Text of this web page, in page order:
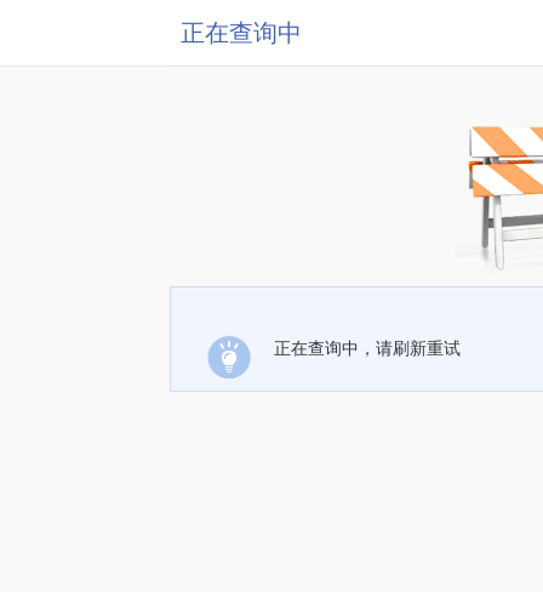
正在查询中
正在查询中，请刷新重试